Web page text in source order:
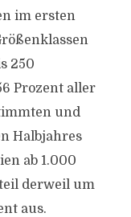
im ersten
250
Prozent aller
und
Halbjahres
ab 1.000
derweil um
aus.